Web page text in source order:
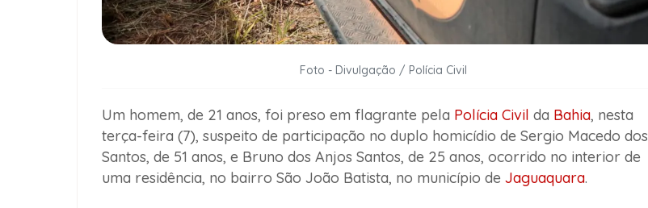
Foto - Divulgação / Polícia Civil
Um homem, de 21 anos, foi preso em flagrante pela Polícia Civil da Bahia, nesta
terça-feira (7), suspeito de participação no duplo homicídio de Sergio Macedo dos
Santos, de 51 anos, e Bruno dos Anjos Santos, de 25 anos, ocorrido no interior de
uma residência, no bairro São João Batista, no município de Jaguaquara.